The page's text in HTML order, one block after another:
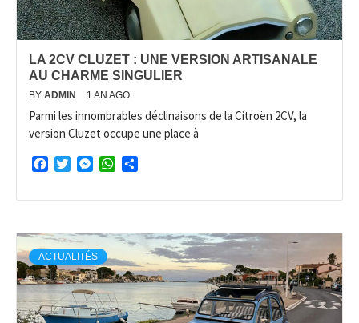
LA 2CV CLUZET : UNE VERSION ARTISANALE
AU CHARME SINGULIER
BY ADMIN 1 AN AGO
Parmi les innombrables déclinaisons de la Citroën 2CV, la
version Cluzet occupe une place à
FacebookTwitterMessengerWhatsApp
ACTUALITÉS